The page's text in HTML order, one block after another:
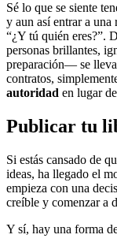
Sé lo que se siente
y aun así entrar a una
“¿Y tú quién eres?”.
personas brillantes,
preparación— se
contratos,
autoridad en lugar
Publicar tu
Si estás cansado de
ideas, ha llegado el
empieza con una
creíble y comenzar a
Y sí, hay una forma